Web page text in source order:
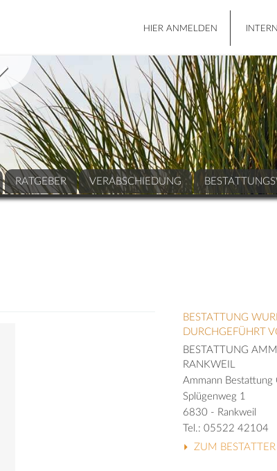
HIER ANMELDEN INTERN
RATGEBER VERABSCHIEDUNG
BESTATTUNG
DURCHGEFÜHRT
BESTATTUNG
RANKWEIL
Ammann Bestattung
Splügenweg 1
6830 - Rankweil
Tel.: 05522 42104
ZUM BESTATTER